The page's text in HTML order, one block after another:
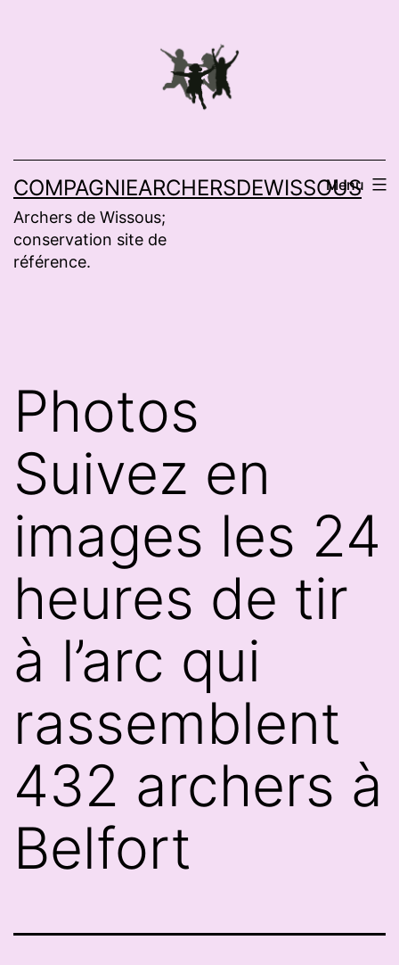
COMPAGNIEARCHERSDEWISSOUS
Archers de Wissous;
conservation site de
référence.
Menu
Photos
Suivez en
images les 24
heures de tir
à l’arc qui
rassemblent
432 archers à
Belfort